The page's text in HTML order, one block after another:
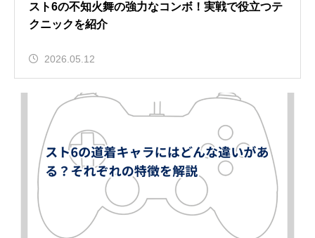
スト6の不知火舞の強力なコンボ！実戦で役立つテ
クニックを紹介
2026.05.12